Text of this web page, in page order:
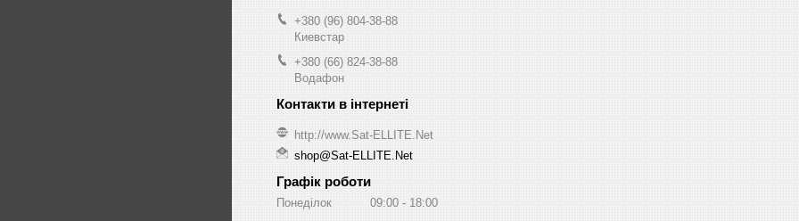
+380 (96) 804-38-88
Киевстар
+380 (66) 824-38-88
Водафон
http://www.Sat-ELLITE.Net
shop@Sat-ELLITE.Net
Графік роботи
Понеділок 09:00
18:00